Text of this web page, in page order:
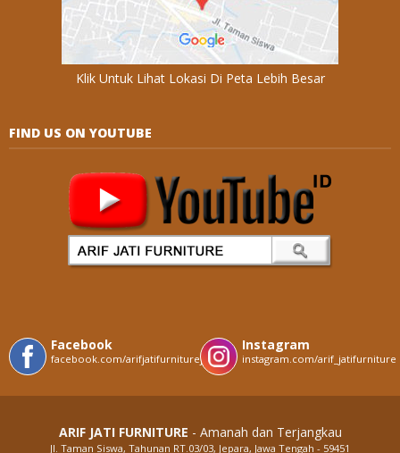
Klik Untuk Lihat Lokasi Di Peta Lebih Besar
FIND US ON YOUTUBE
Facebook
facebook.com/arifjatifurniturejepara
Instagram
instagram.com/arif_jatifurniture
ARIF JATI FURNITURE - Amanah dan Terjangkau
Jl. Taman Siswa, Tahunan RT.03/03, Jepara, Jawa Tengah - 59451